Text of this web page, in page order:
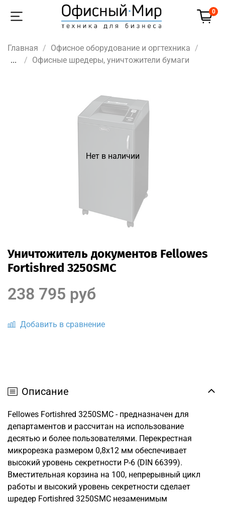
0
Главная
Офисное оборудование и оргтехника
...
Офисные шредеры, уничтожители бумаги
Нет в наличии
Уничтожитель документов Fellowes
Fortishred 3250SMC
Добавить в сравнение
238 795 руб
Описание
Fellowes Fortishred 3250SMC - предназначен для
департаментов и рассчитан на использование
десятью и более пользователями. Перекрестная
микрорезка размером 0,8х12 мм обеспечивает
высокий уровень секретности P-6 (DIN 66399).
Вместительная корзина на 100, непрерывный цикл
работы и высокий уровень секретности сделает
шредер Fortishred 3250SMC незаменимым